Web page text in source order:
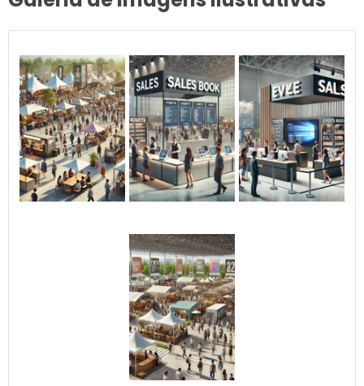
identidade visual da sua
empresa. Você pode
escolher cores, formatos e
incluir logotipos ou
mensagens promocionais
que irão impactar seu
público-alvo. ✔ Durabilidade
e Segurança: Produzido com
materiais de alta qualidade
e resistente a diferentes
condições climáticas, o Roof
excelente desempenho ao
ar livre, mantendo-se firme
e seguro por longos
períodos. ✔ Fácil Instalação
e Transporte: Projetado para
ser prático e funcional, ele é
fácil de montar e
desmontar, podendo ser
reutilizado em diversas